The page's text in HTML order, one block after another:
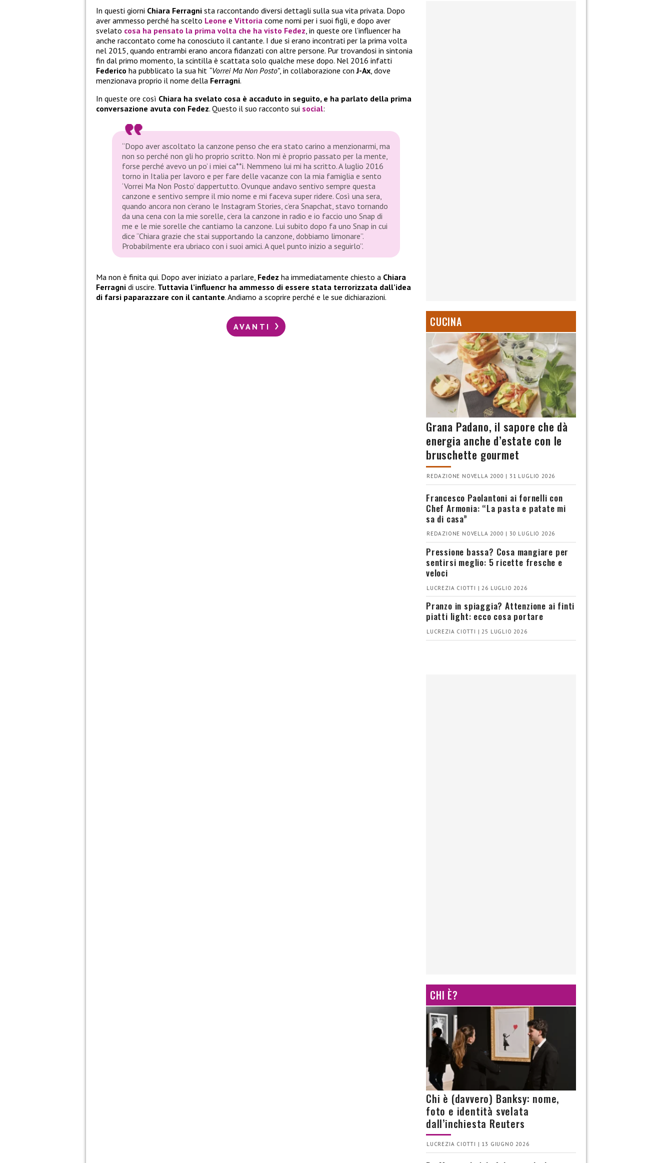
In questi giorni Chiara Ferragni sta raccontando diversi dettagli sulla sua vita privata. Dopo
aver ammesso perché ha scelto Leone e Vittoria come nomi per i suoi figli, e dopo aver
svelato cosa ha pensato la prima volta che ha visto Fedez, in queste ore l’influencer ha
anche raccontato come ha conosciuto il cantante. I due si erano incontrati per la prima volta
nel 2015, quando entrambi erano ancora fidanzati con altre persone. Pur trovandosi in sintonia
fin dal primo momento, la scintilla è scattata solo qualche mese dopo. Nel 2016 infatti
Federico ha pubblicato la sua hit “Vorrei Ma Non Posto”, in collaborazione conJ-Ax, dove
menzionava proprio il nome della Ferragni.
In queste ore così Chiara ha svelato cosa è accaduto in seguito, e ha parlato della prima
conversazione avuta con Fedez. Questo il suo racconto sui social:
“Dopo aver ascoltato la canzone penso che era stato carino a menzionarmi, ma
non so perché non gli ho proprio scritto. Non mi è proprio passato per la mente,
forse perché avevo un po’ i miei ca**i. Nemmeno lui mi ha scritto. A luglio 2016
torno in Italia per lavoro e per fare delle vacanze con la mia famiglia e sento
‘Vorrei Ma Non Posto’ dappertutto. Ovunque andavo sentivo sempre questa
canzone e sentivo sempre il mio nome e mi faceva super ridere. Così una sera,
quando ancora non c’erano le Instagram Stories, c’era Snapchat, stavo tornando
da una cena con la mie sorelle, c’era la canzone in radio e io faccio uno Snap di
me e le mie sorelle che cantiamo la canzone. Lui subito dopo fa uno Snap in cui
dice “Chiara grazie che stai supportando la canzone, dobbiamo limonare”.
Probabilmente era ubriaco con i suoi amici. A quel punto inizio a seguirlo”.
Ma non è finita qui. Dopo aver iniziato a parlare, Fedez ha immediatamente chiesto a Chiara
Ferragni di uscire. Tuttavia l’influencr ha ammesso di essere stata terrorizzata dall’idea
di farsi paparazzare con il cantante. Andiamo a scoprire perché e le sue dichiarazioni.
AVANTI CUCINA
Grana Padano, il sapore che dà
energia anche d’estate con le
bruschette gourmet
REDAZIONE NOVELLA 2000 | 31 LUGLIO 2026
Francesco Paolantoni ai fornelli con
Chef Armonia: “La pasta e patate mi
sa di casa”
REDAZIONE NOVELLA 2000 | 30 LUGLIO 2026
Pressione bassa? Cosa mangiare per
sentirsi meglio: 5 ricette fresche e
veloci
LUCREZIA CIOTTI | 26 LUGLIO 2026
Pranzo in spiaggia? Attenzione ai finti
piatti light: ecco cosa portare
LUCREZIA CIOTTI | 25 LUGLIO 2026
CHI È?
Chi è (davvero) Banksy: nome,
foto e identità svelata
dall’inchiesta Reuters
LUCREZIA CIOTTI | 13 GIUGNO 2026